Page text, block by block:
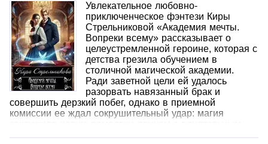
Увлекательное любовно-
приключенческое фэнтези Киры
Стрельниковой «Академия мечты.
Вопреки всему» рассказывает о
целеустремленной героине, которая с
детства грезила обучением в
столичной магической академии.
Ради заветной цели ей удалось
разорвать навязанный брак и
совершить дерзкий побег, однако в приемной
комиссии ее ждал сокрушительный удар: магия